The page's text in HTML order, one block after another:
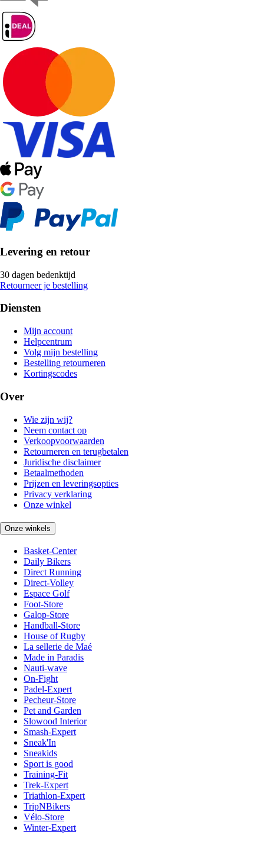
Levering en retour
30 dagen bedenktijd
Retourneer je bestelling
Diensten
Mijn account
Helpcentrum
Volg mijn bestelling
Bestelling retourneren
Kortingscodes
Over
Wie zijn wij?
Neem contact op
Verkoopvoorwaarden
Retourneren en terugbetalen
Juridische disclaimer
Betaalmethoden
Prijzen en leveringsopties
Privacy verklaring
Onze winkel
Onze winkels
Basket-Center
Daily Bikers
Direct Running
Direct-Volley
Espace Golf
Foot-Store
Galop-Store
Handball-Store
House of Rugby
La sellerie de Maé
Made in Paradis
Nauti-wave
On-Fight
Padel-Expert
Pecheur-Store
Pet and Garden
Slowood Interior
Smash-Expert
Sneak'In
Sneakids
Sport is good
Training-Fit
Trek-Expert
Triathlon-Expert
TripNBikers
Vélo-Store
Winter-Expert